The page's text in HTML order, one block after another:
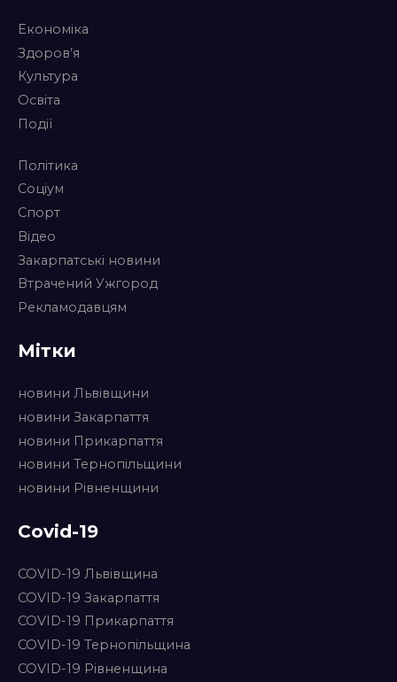
Економіка
Здоров’я
Культура
Освіта
Події
Політика
Соціум
Спорт
Відео
Закарпатські новини
Втрачений Ужгород
Рекламодавцям
Мітки
новини Львівщини
новини Закарпаття
новини Прикарпаття
новини Тернопільщини
новини Рівненщини
Covid-19
COVID-19 Львівщина
COVID-19 Закарпаття
COVID-19 Прикарпаття
COVID-19 Тернопільщина
COVID-19 Рівненщина